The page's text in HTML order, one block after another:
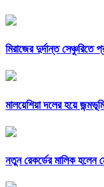
মিরাজের দুর্দান্ত সেঞ্চুরিতে
মালয়েশিয়া দলের হয়ে
নতুন রেকর্ডের মালিক হলেন